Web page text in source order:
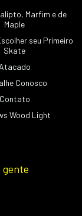
Marfim e de
Maple
seu Primeiro
Skate
Atacado
Conosco
Contato
Wood Light
gente